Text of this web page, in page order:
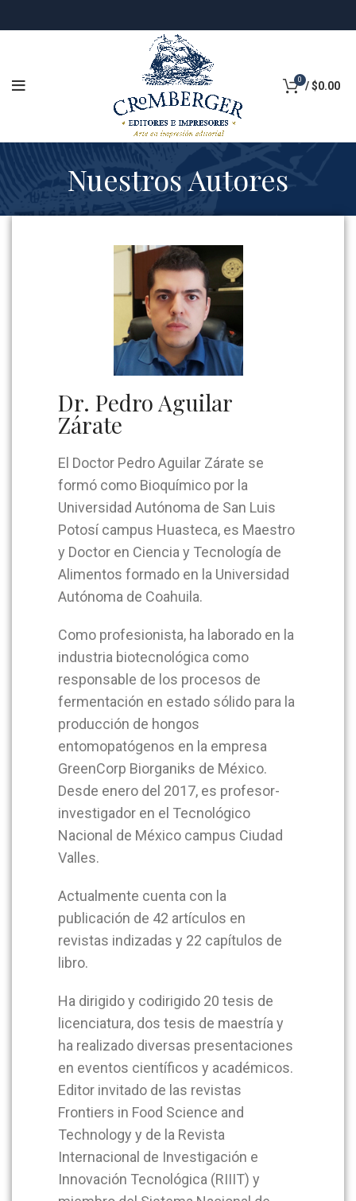
0 /$0.00
Nuestros Autores
Dr. Pedro Aguilar
Zárate
El Doctor Pedro Aguilar Zárate se
formó como Bioquímico por la
Universidad Autónoma de San Luis
Potosí campus Huasteca, es Maestro
y Doctor en Ciencia y Tecnología de
Alimentos formado en la Universidad
Autónoma de Coahuila.
Como profesionista, ha laborado en la
industria biotecnológica como
responsable de los procesos de
fermentación en estado sólido para la
producción de hongos
entomopatógenos en la empresa
GreenCorp Biorganiks de México.
Desde enero del 2017, es profesor-
investigador en el Tecnológico
Nacional de México campus Ciudad
Valles.
Actualmente cuenta con la
publicación de 42 artículos en
revistas indizadas y 22 capítulos de
libro.
Ha dirigido y codirigido 20 tesis de
licenciatura, dos tesis de maestría y
ha realizado diversas presentaciones
en eventos científicos y académicos.
Editor invitado de las revistas
Frontiers in Food Science and
Technology y de la Revista
Internacional de Investigación e
Innovación Tecnológica (RIIIT) y